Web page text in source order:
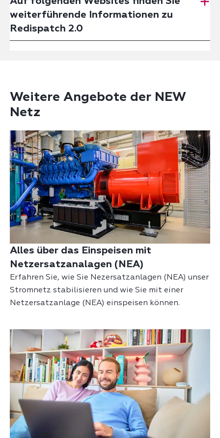
weiterführende Informationen zu
Redispatch 2.0
Weitere Angebote der NEW
Netz
Alles über das Einspeisen mit
Netzersatzanalagen (NEA)
Erfahren Sie, wie Sie Nezersatzanlagen (NEA) unser
Stromnetz stabilisieren und wie Sie mit einer
Netzersatzanlage (NEA) einspeisen können.